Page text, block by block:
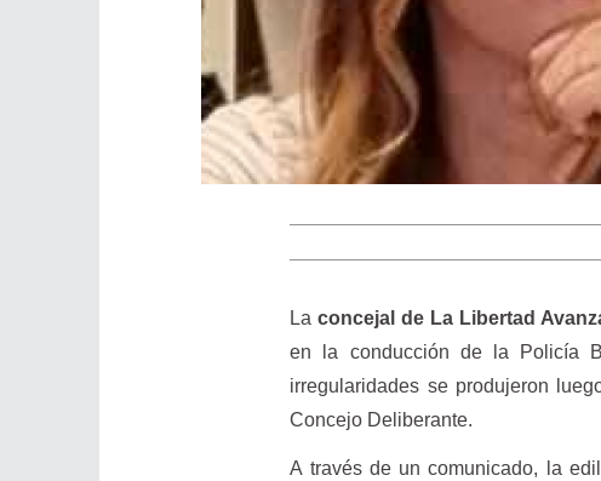
Laconcejal de La Libertad
en la conducción de la Policía
irregularidades se produjeron
Concejo Deliberante.
A través de un comunicado, la